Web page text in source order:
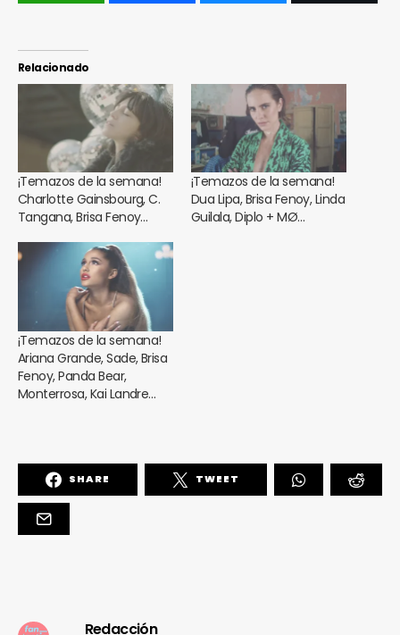
Relacionado
¡Temazos de la semana!
Charlotte Gainsbourg, C.
Tangana, Brisa Fenoy…
¡Temazos de la semana!
Dua Lipa, Brisa Fenoy, Linda
Guilala, Diplo + MØ…
¡Temazos de la semana!
Ariana Grande, Sade, Brisa
Fenoy, Panda Bear,
Monterrosa, Kai Landre…
SHARE TWEET
Redacción